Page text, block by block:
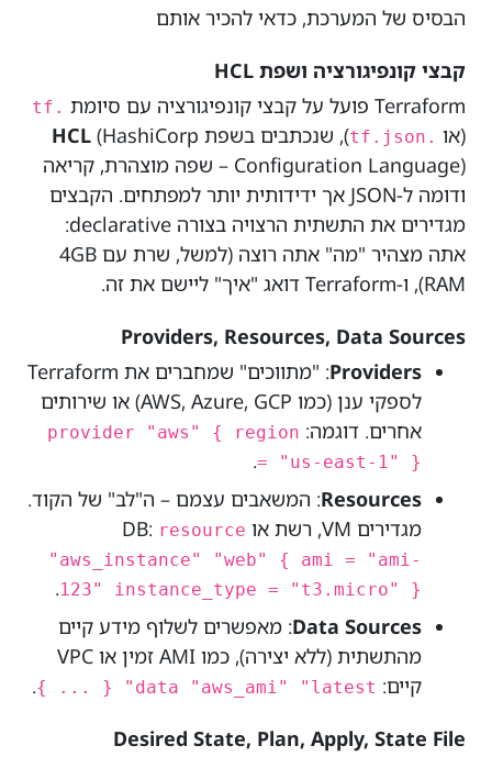
הבסיס של המערכת, כדאי להכיר אותם
קבצי קונפיגורציה ושפת HCL
Terraform פועל על קבצי קונפיגורציה עם סיומת
.tf
(או .tf.json ), שנכתבים בשפת HCL (HashiCorp
Configuration Language) – שפה מוצהרת, קריאה
ודומה ל-JSON אך ידידותית יותר למפתחים. הקבצים
מגדירים את התשתית הרצויה בצורה declarative:
אתה מצהיר "מה" אתה רוצה (למשל, שרת עם 4GB
RAM), ו-Terraform דואג "איך" ליישם את זה.
Providers, Resources, Data Sources
Providers
: "מתווכים" שמחברים את Terraform
לספקי ענן (כמו AWS, Azure, GCP) או שירותים
אחרים. דוגמה: provider "aws" { region
= "us-east-1" }
.
Resources: המשאבים עצמם – ה"לב" של הקוד.
מגדירים VM, רשת או DB:
resource
"aws_instance" "web" { ami = "ami-
123" instance_type = "t3.micro" }
.
Data Sources: מאפשרים לשלוף מידע קיים
מהתשתית (ללא יצירה), כמו AMI זמין או VPC
קיים: data "aws_ami" "latest" { ... }
.
Desired State, Plan, Apply, State File